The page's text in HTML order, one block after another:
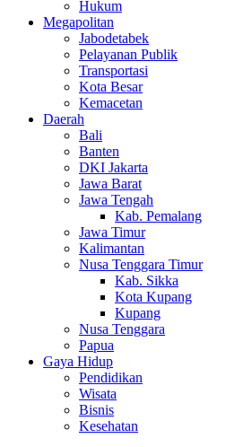
Hukum
Megapolitan
Jabodetabek
Pelayanan Publik
Transportasi
Kota Besar
Kemacetan
Daerah
Bali
Banten
DKI Jakarta
Jawa Barat
Jawa Tengah
Kab. Pemalang
Jawa Timur
Kalimantan
Nusa Tenggara Timur
Kab. Sikka
Kota Kupang
Kupang
Nusa Tenggara
Papua
Gaya Hidup
Pendidikan
Wisata
Bisnis
Kesehatan